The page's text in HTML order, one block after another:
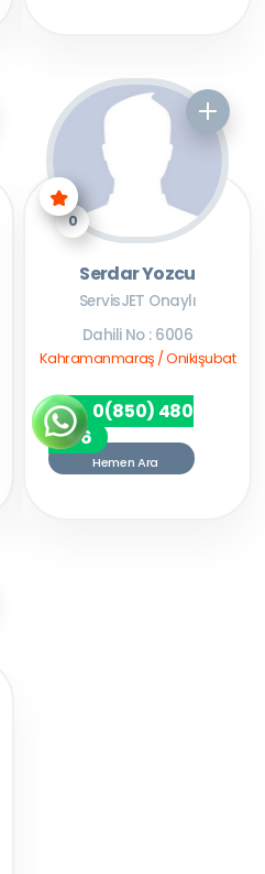
0
Serdar Yozcu
ServisJET Onaylı
Dahili No : 6006
Kahramanmaraş / Onikişubat
0(850) 480
7256
Hemen Ara